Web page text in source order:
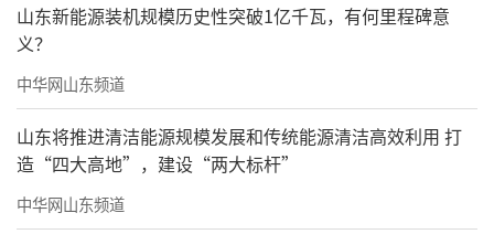
山东新能源装机规模历史性突破1亿千瓦，有何里程碑意
义？
中华网山东频道
山东将推进清洁能源规模发展和传统能源清洁高效利用 打
造“四大高地”，建设“两大标杆”
中华网山东频道